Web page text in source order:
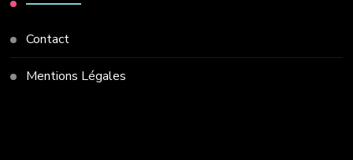
Contact
Mentions Légales